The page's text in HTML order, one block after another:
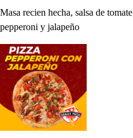
Masa recien hecha, salsa de
pepperoni y jalapeño